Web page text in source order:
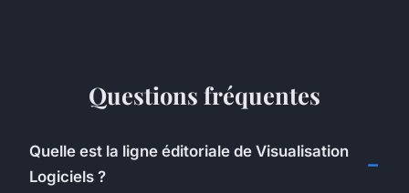
Questions fréquentes
Quelle est la ligne éditoriale de Visualisation
Logiciels ?